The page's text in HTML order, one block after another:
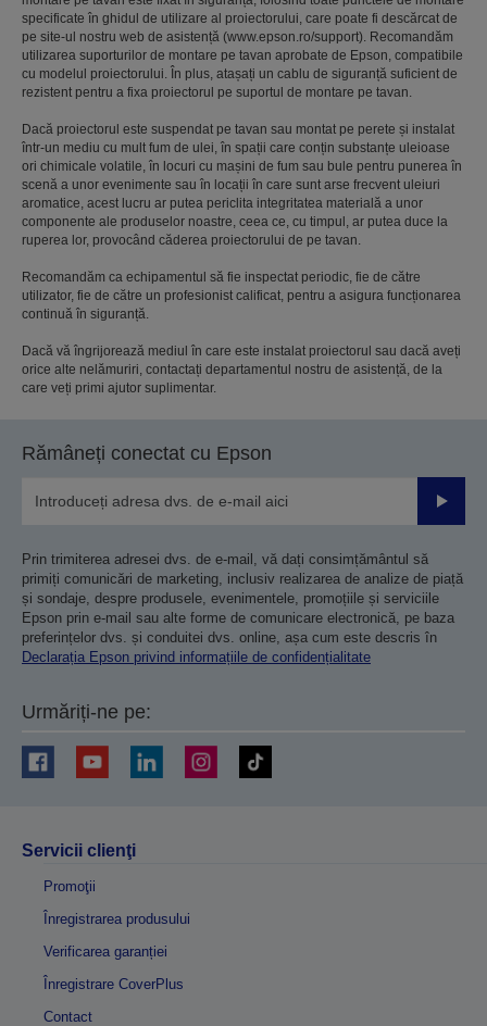
specificate în ghidul de utilizare al proiectorului, care poate fi descărcat de
pe site-ul nostru web de asistență (www.epson.ro/support). Recomandăm
utilizarea suporturilor de montare pe tavan aprobate de Epson, compatibile
cu modelul proiectorului. În plus, atașați un cablu de siguranță suficient de
rezistent pentru a fixa proiectorul pe suportul de montare pe tavan.
Dacă proiectorul este suspendat pe tavan sau montat pe perete și instalat
într-un mediu cu mult fum de ulei, în spații care conțin substanțe uleioase
ori chimicale volatile, în locuri cu mașini de fum sau bule pentru punerea în
scenă a unor evenimente sau în locații în care sunt arse frecvent uleiuri
aromatice, acest lucru ar putea periclita integritatea materială a unor
componente ale produselor noastre, ceea ce, cu timpul, ar putea duce la
ruperea lor, provocând căderea proiectorului de pe tavan.
Recomandăm ca echipamentul să fie inspectat periodic, fie de către
utilizator, fie de către un profesionist calificat, pentru a asigura funcționarea
continuă în siguranță.
Dacă vă îngrijorează mediul în care este instalat proiectorul sau dacă aveți
orice alte nelămuriri, contactați departamentul nostru de asistență, de la
care veți primi ajutor suplimentar.
Rămâneți conectat cu Epson
Prin trimiterea adresei dvs. de e-mail, vă dați consimțământul să
primiți comunicări de marketing, inclusiv realizarea de analize de piață
și sondaje, despre produsele, evenimentele, promoțiile și serviciile
Epson prin e-mail sau alte forme de comunicare electronică, pe baza
preferințelor dvs. și conduitei dvs. online, așa cum este descris în
Declarația Epson privind informațiile de confidențialitate
Urmăriți-ne pe:
Servicii clienţi
Promoţii
Înregistrarea produsului
Verificarea garanției
Înregistrare CoverPlus
Contact